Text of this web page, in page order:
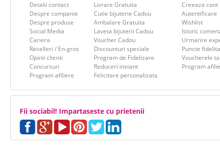
Detalii contact
Despre companie
Despre produse
Social Media
Cariera
Reselleri / En-gros
Opinii clienti
Concursuri
Program afiliere
Livrare Gratuita
Cutie bijuterie Cadou
Ambalare Gratuita
Laveta bijuterii Cadou
Voucher Cadou
Discounturi speciale
Program de Fidelizare
Reduceri instant
Felicitare personalizata
Creeaza cont
Autentificare
Wishlist
Istoric
Urmarire
Puncte
Voucherele
Program
Fii sociabil! Impartaseste cu prietenii